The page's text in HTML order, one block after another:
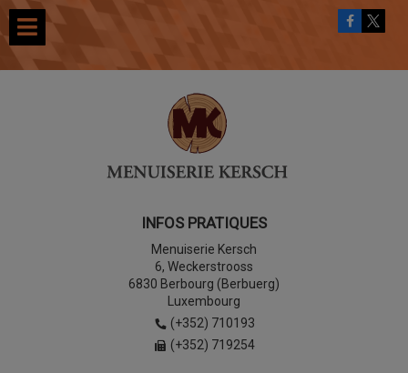
INFOS PRATIQUES
Menuiserie Kersch
6, Weckerstrooss
6830 Berbourg (Berbuerg)
Luxembourg
(+352) 710193
(+352) 719254